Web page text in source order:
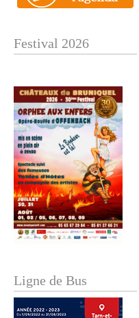
Festival 2026
Ligne de Bus